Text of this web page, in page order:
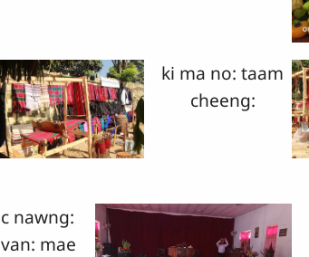
ki ma no: taam
cheeng:
nawng:
mae